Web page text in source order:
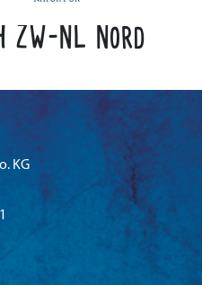
ZW-NL Nord
KG